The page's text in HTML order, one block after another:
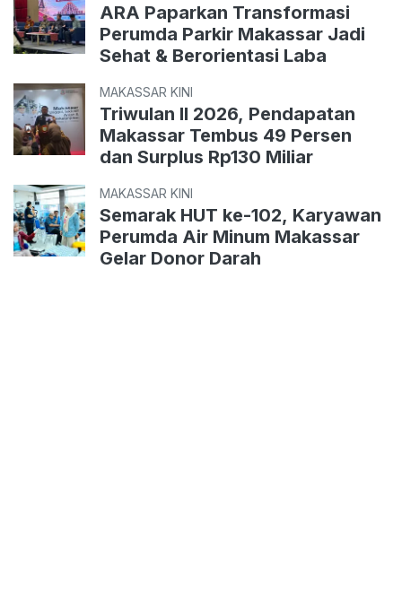
ARA Paparkan Transformasi
Perumda Parkir Makassar Jadi
Sehat & Berorientasi Laba
MAKASSAR KINI
Triwulan II 2026, Pendapatan
Makassar Tembus 49 Persen
dan Surplus Rp130 Miliar
MAKASSAR KINI
Semarak HUT ke-102, Karyawan
Perumda Air Minum Makassar
Gelar Donor Darah